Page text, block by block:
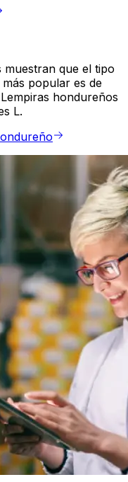
muestran que el tipo
popular es de
hondureños
L.